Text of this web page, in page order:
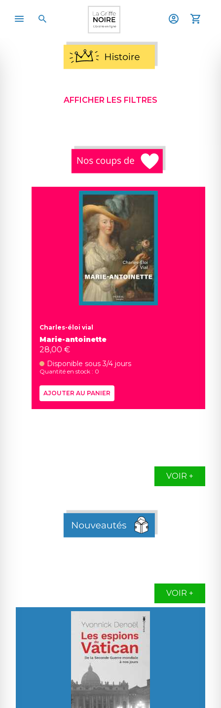
AFFICHER LES FILTRES
Charles-éloi vial
Marie-antoinette
28,00 €
Disponible sous 3/4 jours
Quantité en stock : 0
AJOUTER AU PANIER
VOIR +
VOIR +